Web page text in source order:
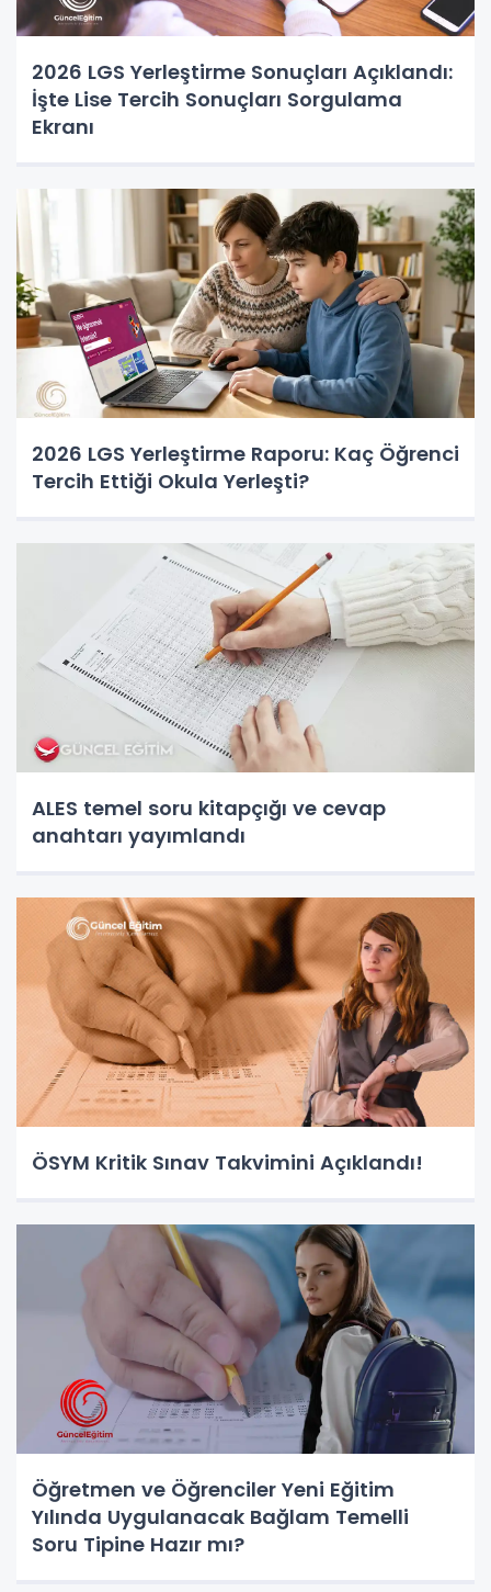
2026 LGS Yerleştirme Sonuçları Açıklandı:
İşte Lise Tercih Sonuçları Sorgulama
Ekranı
2026 LGS Yerleştirme Raporu: Kaç Öğrenci
Tercih Ettiği Okula Yerleşti?
ALES temel soru kitapçığı ve cevap
anahtarı yayımlandı
ÖSYM Kritik Sınav Takvimini Açıklandı!
Öğretmen ve Öğrenciler Yeni Eğitim
Yılında Uygulanacak Bağlam Temelli
Soru Tipine Hazır mı?